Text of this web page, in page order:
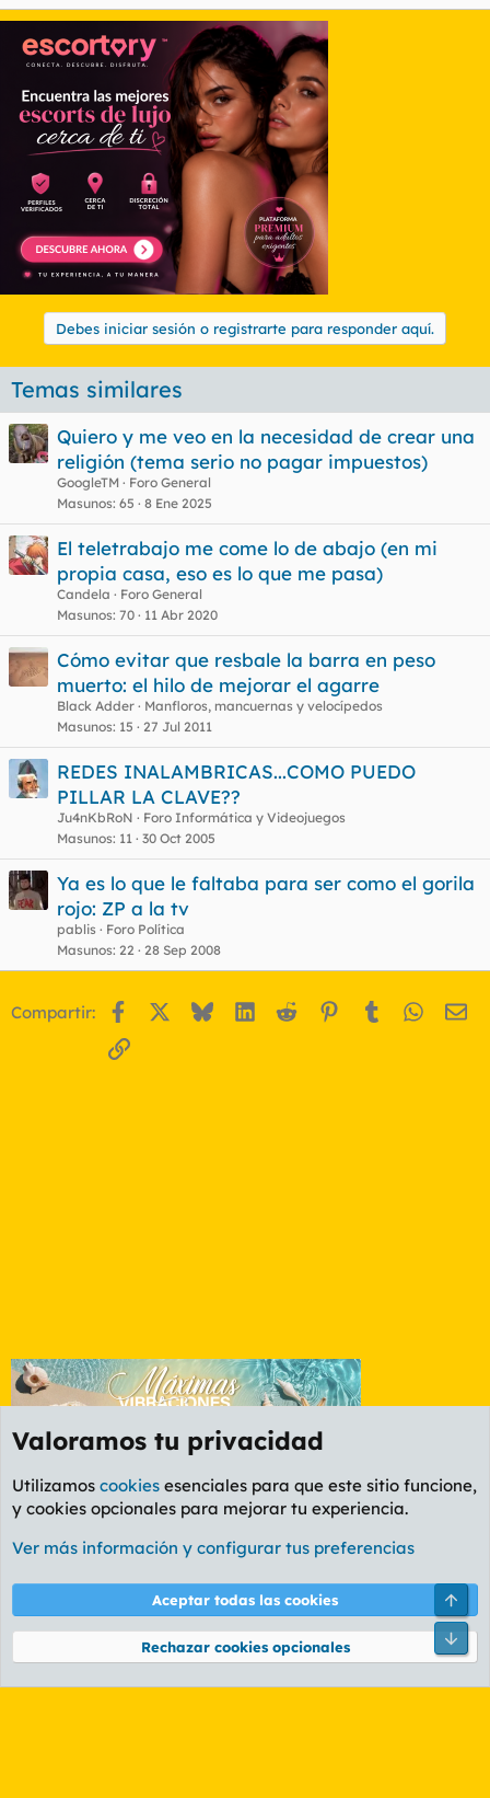
Debes iniciar sesión o registrarte para responder aquí.
Temas similares
Quiero y me veo en la necesidad de crear una
religión (tema serio no pagar impuestos)
GoogleTM
Foro General
Masunos 65 8 Ene 2025
El teletrabajo me come lo de abajo (en mi
propia casa, eso es lo que me pasa)
Candela
Foro General
Masunos 70 11 Abr 2020
Cómo evitar que resbale la barra en peso
muerto: el hilo de mejorar el agarre
Black Adder
Manfloros, mancuernas y velocípedos
Masunos 15 27 Jul 2011
REDES INALAMBRICAS...COMO PUEDO
PILLAR LA CLAVE??
Ju4nKbRoN
Foro Informática y Videojuegos
Masunos 11 30 Oct 2005
Ya es lo que le faltaba para ser como el gorila
rojo: ZP a la tv
pablis
Foro Política
Masunos 22 28 Sep 2008
Compartir: Facebook BlueskyLinkedIn
Reddit Pinterest
Tumblr
Enlace
Foro Informática y Videojuegos
Cookies
PL OLDSTYLE AMARILLO
Términos y reglas Política de privacidad Ayuda
Community platform by XenForo® © 2010-2026 XenForo Ltd.
Valoramos tu privacidad
Utilizamos cookies esenciales para que este sitio funcione,
y cookies opcionales para mejorar tu experiencia.
Ver más información y configurar tus preferencias
Aceptar todas las cookies
Rechazar cookies opcionales
Pie